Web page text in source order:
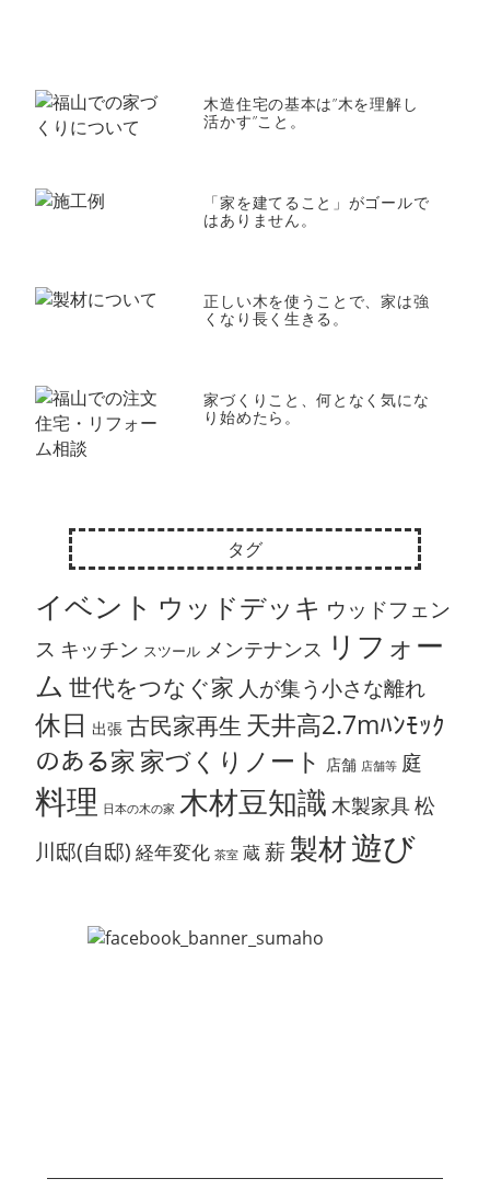
木造住宅の基本は”木を理解し
活かす”こと。
「家を建てること」がゴールで
はありません。
正しい木を使うことで、家は強
くなり長く生きる。
家づくりこと、何となく気にな
り始めたら。
タグ
イベント ウッドデッキ ウッドフェン
ス キッチン スツール メンテナンス リフォー
ム 世代をつなぐ家 人が集う小さな離れ
休日 出張 古民家再生 天井高2.7mﾊﾝﾓｯｸ
のある家 家づくりノート 店舗 店舗等 庭
料理 日本の木の家 木材豆知識 木製家具松
川邸(自邸) 経年変化 茶室 蔵 薪 製材遊び